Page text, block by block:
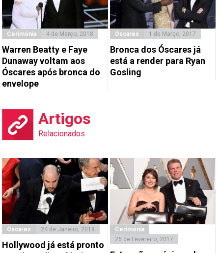
Cerimónia 4 de Março, 2018
Warren Beatty e Faye
Dunaway voltam aos
Óscares após bronca do
envelope
Óscares 1 de Março, 2017
Bronca dos Óscares já
está a render para Ryan
Gosling
Artigos
Relacionados
Óscares 24 de Janeiro, 2018
Hollywood já está pronto
Cerimónia
26 de Fevereiro, 2017